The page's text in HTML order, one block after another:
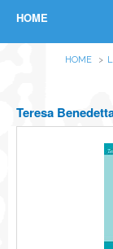
HOME
IMMAGINI
HOME
Teresa